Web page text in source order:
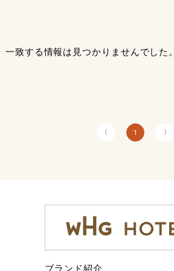
一致する情報は見つかりませんでした。
〈 1 〉
ブランド紹介